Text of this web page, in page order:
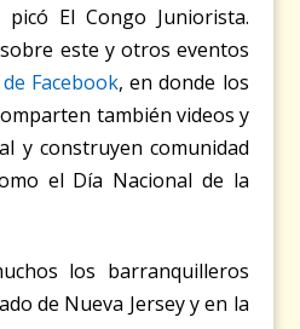
El Congo Juniorista.
este y otros eventos
Facebook, en donde los
también videos y
y construyen comunidad
el Día Nacional de la
los barranquilleros
de Nueva Jersey y en la